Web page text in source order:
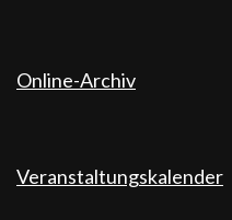
Online-Archiv
Veranstaltungskalender